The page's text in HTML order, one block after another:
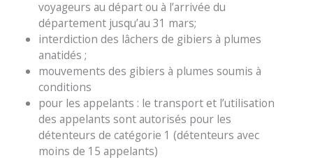
voyageurs au départ ou à l’arrivée du
département jusqu’au 31 mars;
interdiction des lâchers de gibiers à plumes
anatidés ;
mouvements des gibiers à plumes soumis à
conditions
pour les appelants : le transport et l’utilisation
des appelants sont autorisés pour les
détenteurs de catégorie 1 (détenteurs avec
moins de 15 appelants)